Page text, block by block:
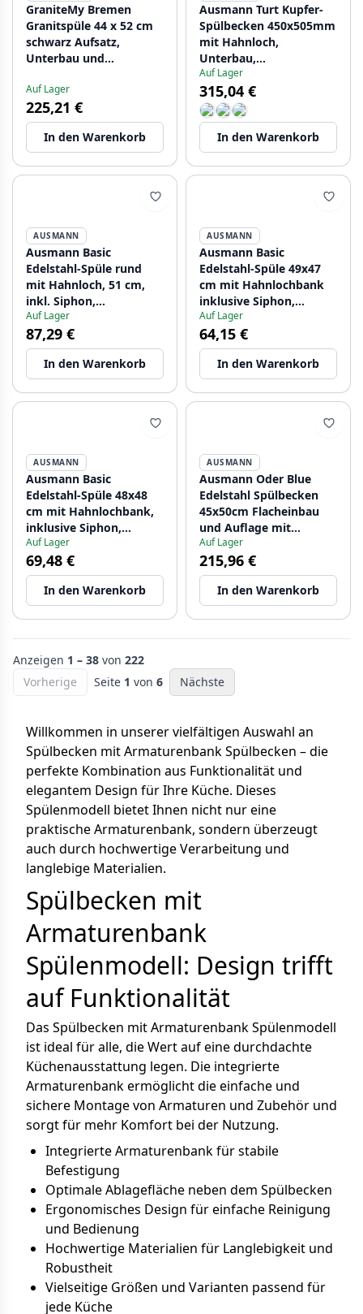
GraniteMy Bremen
Granitspüle 44 x 52 cm
schwarz Aufsatz,
Unterbau und
mit Hahnlochbank
1208953870
Auf Lager
225,21 €
In den Warenkorb
Ausmann Turt Kupfer-
Spülbecken 450x505mm
mit Hahnloch,
Unterbau,
flächenbündiger und
Oberflächen-Einbau
1208956959
Auf Lager
315,04 €
In den Warenkorb
AUSMANN
Ausmann Basic
Edelstahl-Spüle rund
mit Hahnloch, 51 cm,
inkl. Siphon,
Oberflächen-Einbau
1208956976
Auf Lager
87,29 €
In den Warenkorb
AUSMANN
Ausmann Basic
Edelstahl-Spüle 49x47
cm mit Hahnlochbank
inklusive Siphon,
Oberflächen-Einbau
1208956997
Auf Lager
64,15 €
In den Warenkorb
AUSMANN
Ausmann Basic
Edelstahl-Spüle 48x48
cm mit Hahnlochbank,
inklusive Siphon,
Oberflächen-Einbau
1208957000
Auf Lager
69,48 €
In den Warenkorb
AUSMANN
Ausmann Oder Blue
Edelstahl Spülbecken
45x50cm Flacheinbau
und Auflage mit
Armaturenbank
1208957117
Auf Lager
215,96 €
In den Warenkorb
Anzeigen 1 – 38 von 222
Vorherige
Seite 1 von 6 Nächste
Willkommen in unserer vielfältigen Auswahl an
Spülbecken mit Armaturenbank Spülbecken – die
perfekte Kombination aus Funktionalität und
elegantem Design für Ihre Küche. Dieses
Spülenmodell bietet Ihnen nicht nur eine
praktische Armaturenbank, sondern überzeugt
auch durch hochwertige Verarbeitung und
langlebige Materialien.
Spülbecken mit
Armaturenbank
Spülenmodell: Design trifft
auf Funktionalität
Das Spülbecken mit Armaturenbank Spülenmodell
ist ideal für alle, die Wert auf eine durchdachte
Küchenausstattung legen. Die integrierte
Armaturenbank ermöglicht die einfache und
sichere Montage von Armaturen und Zubehör und
sorgt für mehr Komfort bei der Nutzung.
Integrierte Armaturenbank für stabile
Befestigung
Optimale Ablagefläche neben dem Spülbecken
Ergonomisches Design für einfache Reinigung
und Bedienung
Hochwertige Materialien für Langlebigkeit und
Robustheit
Vielseitige Größen und Varianten passend für
jede Küche